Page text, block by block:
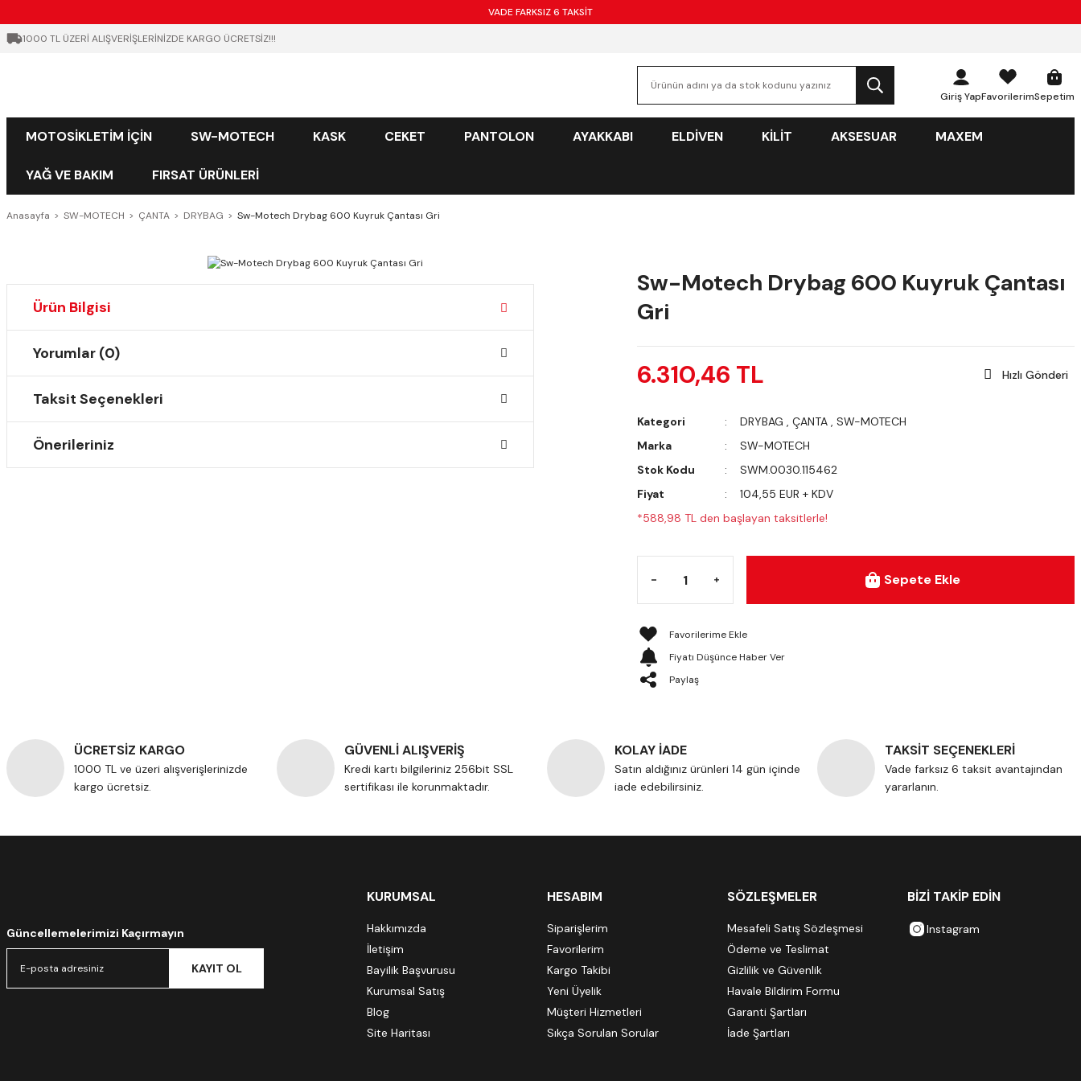
VADE FARKSIZ 6 TAKSİT
1000 TL ÜZERİ ALIŞVERİŞLERİNİZDE KARGO ÜCRETSİZ!!!
Giriş YapFavorilerimSepetim
MOTOSİKLETİM İÇİN SW-MOTECH KASK CEKET PANTOLON AYAKKABI ELDİVEN KİLİT AKSESUAR MAXEM
YAĞ VE BAKIM FIRSAT ÜRÜNLERİ
Anasayfa SW-MOTECH ÇANTA DRYBAG Sw-Motech Drybag 600 Kuyruk Çantası Gri
Ürün Bilgisi
Yorumlar (0)
Taksit Seçenekleri
Önerileriniz
Sw-Motech Drybag 600 Kuyruk Çantası
Gri
6.310,46 TL Hızlı Gönderi
Kategori DRYBAG , ÇANTA , SW-MOTECH
Marka
SW-MOTECH
Stok Kodu
SWM.0030.115462
Fiyat
104,55 EUR + KDV
*588,98 TL den başlayan taksitlerle!
Sepete Ekle
Fiyatı Düşünce Haber Ver
Paylaş
ÜCRETSİZ KARGO
1000 TL ve üzeri alışverişlerinizde
kargo ücretsiz.
GÜVENLİ ALIŞVERİŞ
Kredi kartı bilgileriniz 256bit SSL
sertifikası ile korunmaktadır.
KOLAY İADE
Satın aldığınız ürünleri 14 gün içinde
iade edebilirsiniz.
TAKSİT SEÇENEKLERİ
Vade farksız 6 taksit avantajından
yararlanın.
Güncellemelerimizi Kaçırmayın
KAYIT OL
KURUMSAL
Hakkımızda
İletişim
Bayilik Başvurusu
Kurumsal Satış
Blog
Site Haritası
HESABIM
Siparişlerim
Favorilerim
Kargo Takibi
Yeni Üyelik
Müşteri Hizmetleri
Sıkça Sorulan Sorular
SÖZLEŞMELER
Mesafeli Satış Sözleşmesi
Ödeme ve Teslimat
Gizlilik ve Güvenlik
Havale Bildirim Formu
Garanti Şartları
İade Şartları
BİZİ TAKİP EDİN
Instagram